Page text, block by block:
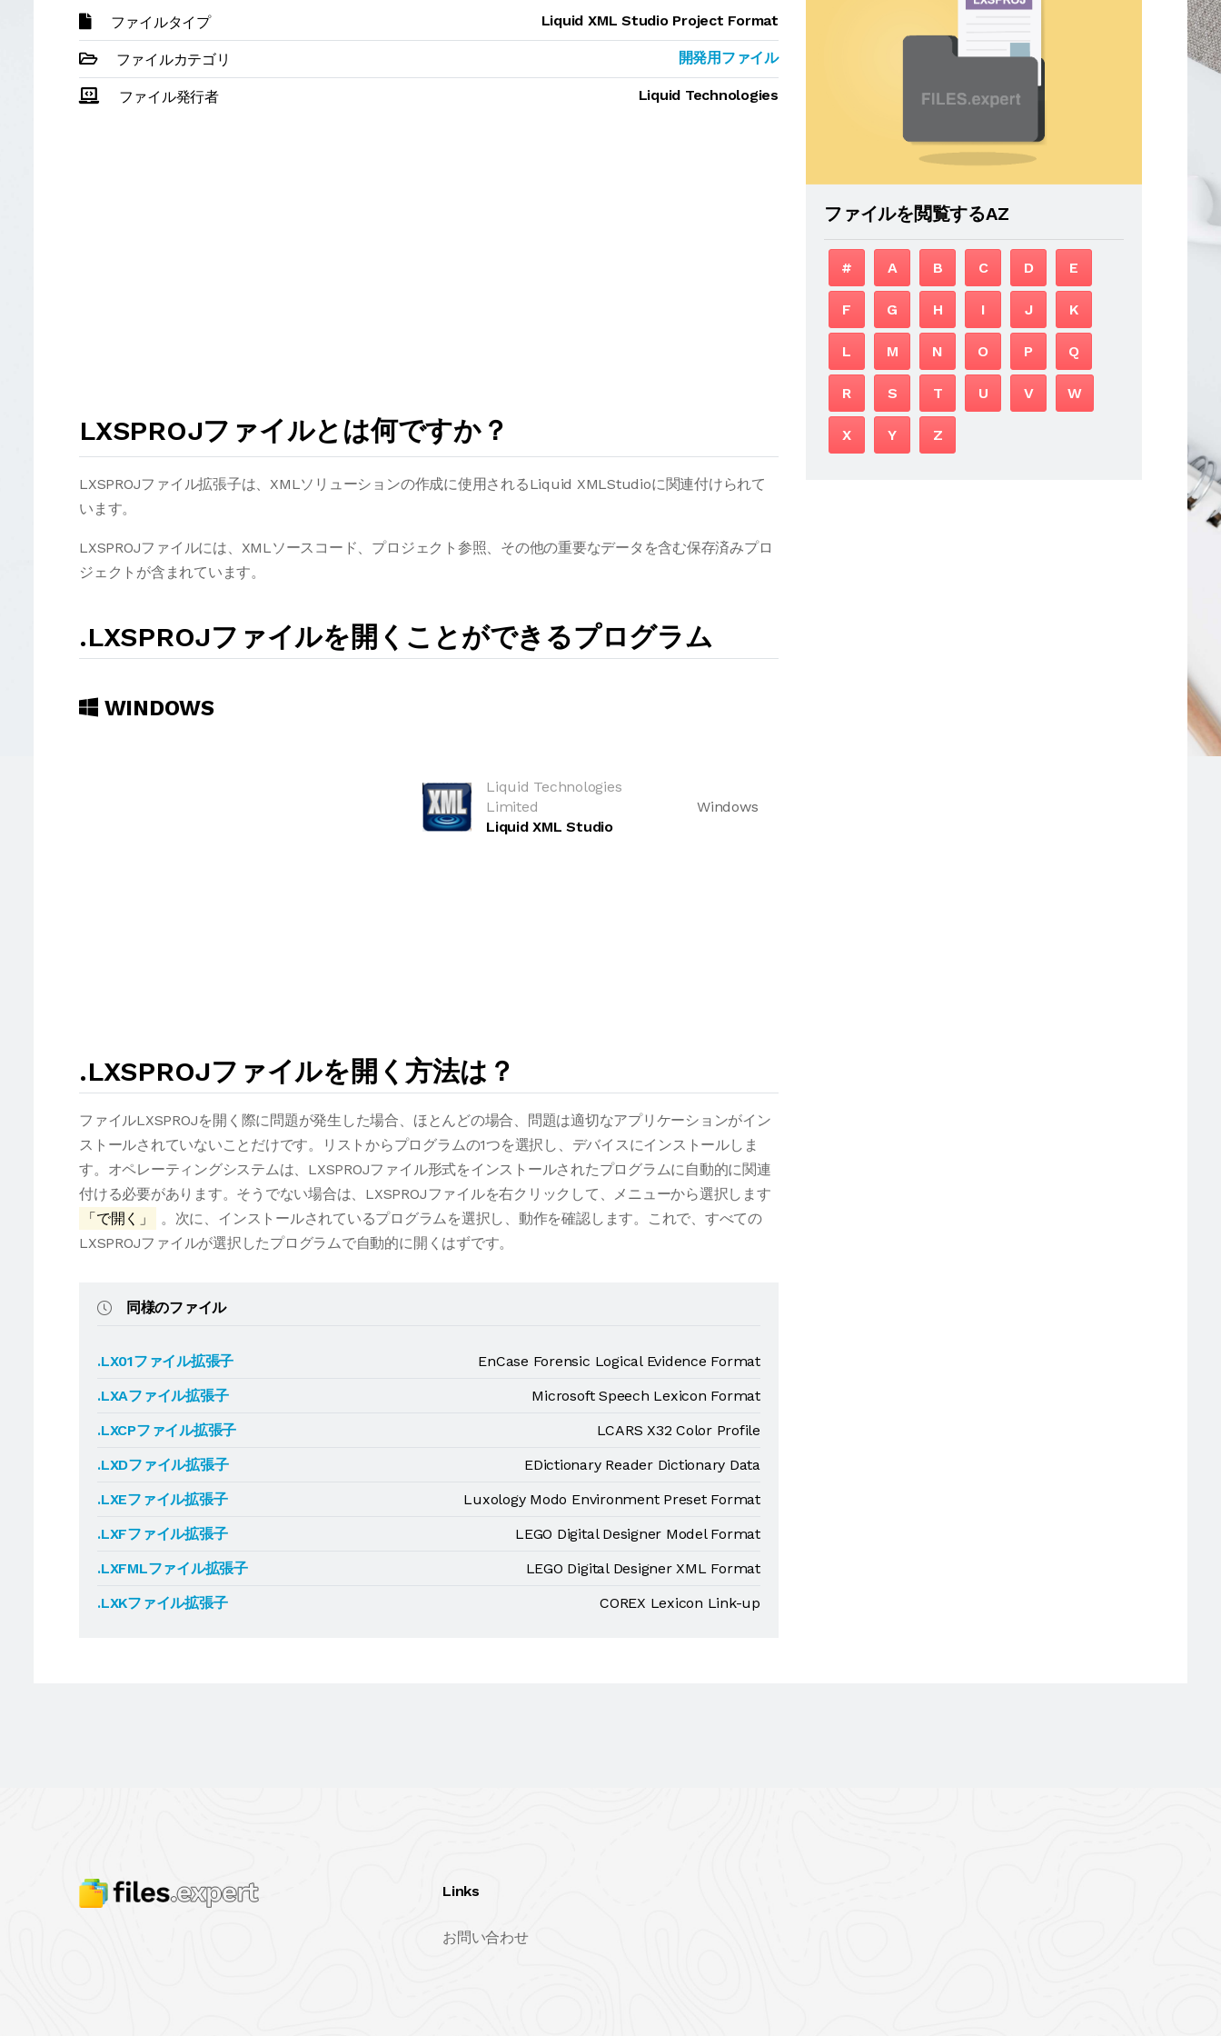
ファイルタイプ Liquid XML Studio Project Format
ファイルカテゴリ 開発用ファイル
ファイル発行者 Liquid Technologies
LXSPROJファイルとは何ですか？
LXSPROJファイル拡張子は、XMLソリューションの作成に使用されるLiquid XMLStudioに関連付けられて
います。
LXSPROJファイルには、XMLソースコード、プロジェクト参照、その他の重要なデータを含む保存済みプロ
ジェクトが含まれています。
.LXSPROJファイルを開くことができるプログラム
WINDOWS
Liquid Technologies
Limited
Liquid XML Studio
Windows
.LXSPROJファイルを開く方法は？
ファイルLXSPROJを開く際に問題が発生した場合、ほとんどの場合、問題は適切なアプリケーションがイン
ストールされていないことだけです。リストからプログラムの1つを選択し、デバイスにインストールしま
す。オペレーティングシステムは、LXSPROJファイル形式をインストールされたプログラムに自動的に関連
付ける必要があります。そうでない場合は、LXSPROJファイルを右クリックして、メニューから選択します
「で開く」
。次に、インストールされているプログラムを選択し、動作を確認します。これで、すべての
LXSPROJファイルが選択したプログラムで自動的に開くはずです。
同様のファイル
.LX01ファイル拡張子
EnCase Forensic Logical Evidence Format
.LXAファイル拡張子
Microsoft Speech Lexicon Format
.LXCPファイル拡張子
LCARS X32 Color Profile
.LXDファイル拡張子
EDictionary Reader Dictionary Data
.LXEファイル拡張子
Luxology Modo Environment Preset Format
.LXFファイル拡張子
LEGO Digital Designer Model Format
.LXFMLファイル拡張子
LEGO Digital Designer XML Format
.LXKファイル拡張子
COREX Lexicon Link-up
ファイルを閲覧するAZ
# A B C D E
F G H I J K
L M N O P Q
R S T U V W
X Y Z
Links
お問い合わせ